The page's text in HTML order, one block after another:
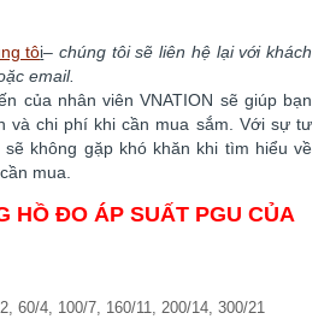
tôi–chúng tôi sẽ liên hệ lại với khách
email.
của nhân viên VNATION sẽ giúp bạn
và chi phí khi cần mua sắm. ​​Với sự tư
không gặp khó khăn khi tìm hiểu về
mua.
HỒ ĐO ÁP SUẤT PGU CỦA
60/4, 100/7, 160/11, 200/14, 300/21